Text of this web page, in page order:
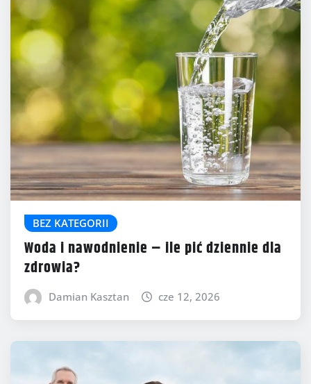
BEZ KATEGORII
Woda i nawodnienie – ile pić dziennie dla
zdrowia?
Damian Kasztan cze 12, 2026